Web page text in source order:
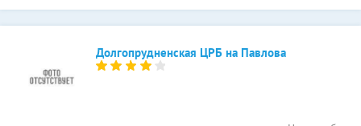
Долгопрудненская ЦРБ на Павлова